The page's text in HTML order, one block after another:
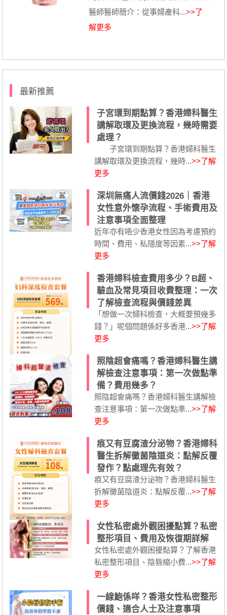
醫師醫師簡介：從事婦產科...>>了
解更多
最新推薦
子宮環到期點算？香港婦科醫生
講解取環及更換流程，幾時需要
處理？
子宮環到期點算？香港婦科醫生
講解取環及更換流程，幾時...>>了解
更多
深圳無痛人流價錢2026｜香港
女性意外懷孕流程、手術費用及
注意事項全面整理
近年亦有唔少香港女性因為考慮預約
時間、費用、私隱度等因素...>>了解
更多
香港婦科檢查費用多少？B超、
驗血及常見項目收費整理：一次
了解檢查流程與價錢差異
「想做一次婦科檢查，大概要預幾多
錢？」呢個問題係好多香港...>>了解
更多
照陰超會痛嗎？香港婦科醫生講
解檢查注意事項：第一次做點準
備？費用幾多？
照陰超會痛嗎？香港婦科醫生講解檢
查注意事項：第一次做點準...>>了解
更多
痕又有豆腐渣分泌物？香港婦科
醫生拆解黴菌陰道炎：點解反覆
發作？點處理先有效？
痕又有豆腐渣分泌物？香港婦科醫生
拆解黴菌陰道炎：點解反覆...>>了解
更多
女性私密處外觀困擾點算？私密
整形項目、費用及恢復期詳解
女性私密處外觀困擾點算？了解香港
私密整形項目、陰唇縮小費...>>了解
更多
一線鮑係咩？香港女性私密整形
價錢、適合人士及注意事項